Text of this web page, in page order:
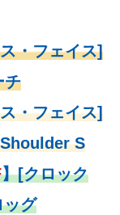
・フェイス]
チ
・フェイス]
S
】[クロック
ッグ